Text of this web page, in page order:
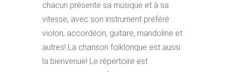
chacun présente sa musique et à sa
vitesse, avec son instrument préféré :
violon, accordéon, guitare, mandoline et
autres! La chanson folklorique est aussi
la bienvenue! Le répertoire est